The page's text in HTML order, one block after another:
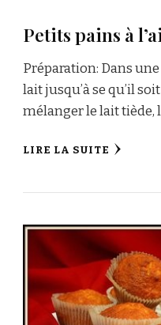
Petits pains à
Préparation: Dans
lait jusqu’à se qu’il
mélanger le lait tiède,
LIRE LA SUITE